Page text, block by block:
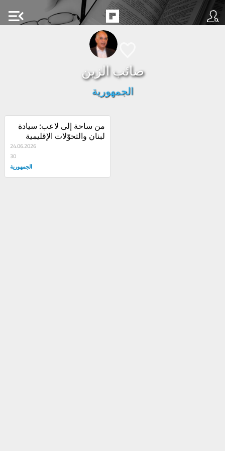
menu_open
صائب الزين
الجمهورية
لبنان والتحوّلات الإقليمية
24.06.2026
30
الجمهورية